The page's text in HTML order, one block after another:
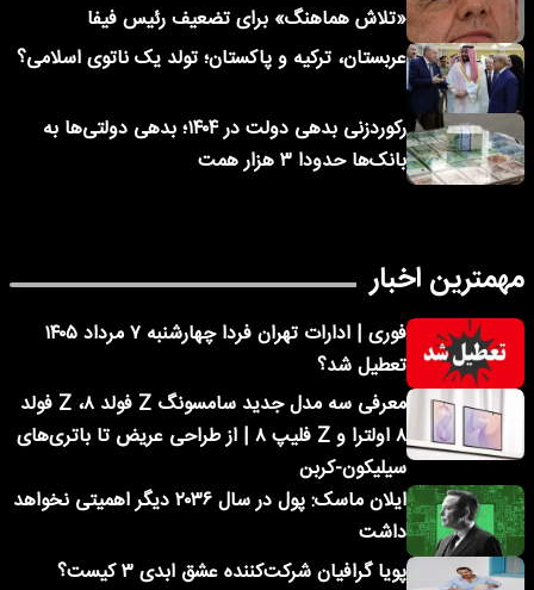
«تلاش هماهنگ» برای تضعیف رئیس فیفا
عربستان، ترکیه و پاکستان؛ تولد یک ناتوی اسلامی؟
رکوردزنی بدهی دولت در ۱۴۰۴؛ بدهی دولتی‌ها به
بانک‌ها حدودا ۳ هزار همت
مهمترین اخبار
فوری | ادارات تهران فردا چهارشنبه ۷ مرداد ۱۴۰۵
تعطیل شد؟
معرفی سه مدل جدید سامسونگ Z فولد ۸، Z فولد
۸ اولترا و Z فلیپ ۸ | از طراحی عریض تا باتری‌های
سیلیکون-کربن
ایلان ماسک: پول در سال ۲۰۳۶ دیگر اهمیتی نخواهد
داشت
پویا گرافیان شرکت‌کننده عشق ابدی ۳ کیست؟